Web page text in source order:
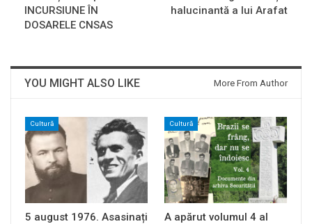
INCURSIUNE ÎN
DOSARELE CNSAS
halucinantă a lui Arafat
YOU MIGHT ALSO LIKE More From Author
Cultură
5 august 1976. Asasinați
Cultură
A apărut volumul 4 al